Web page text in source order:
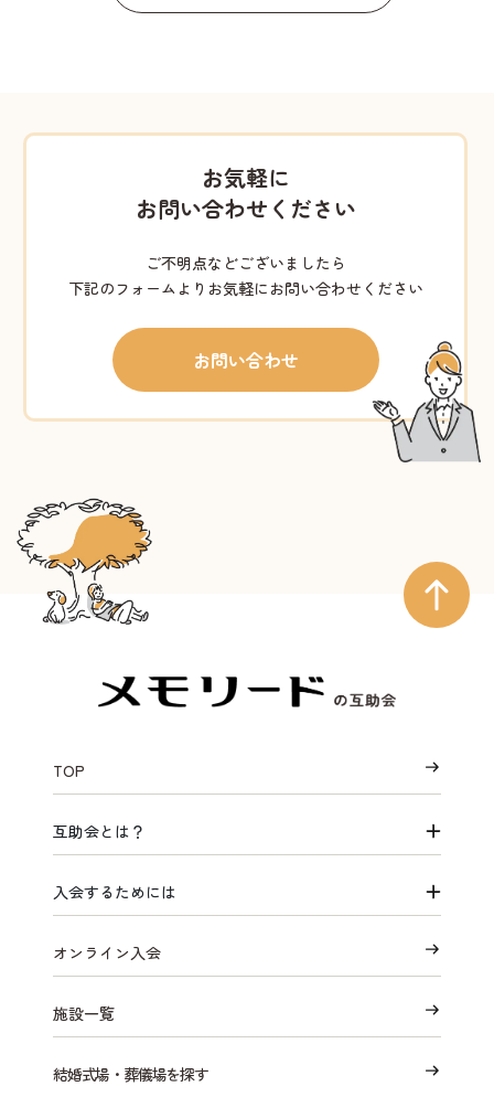
お気軽に
お問い合わせください
ご不明点などございましたら
下記のフォームよりお気軽にお問い合わせください
お問い合わせ
TOP
互助会とは？
入会するためには
オンライン入会
施設一覧
結婚式場・葬儀場を探す